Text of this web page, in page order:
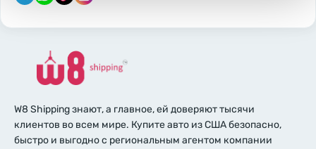
W8 Shipping знают, а главное, ей доверяют тысячи
клиентов во всем мире. Купите авто из США безопасно,
быстро и выгодно с региональным агентом компании